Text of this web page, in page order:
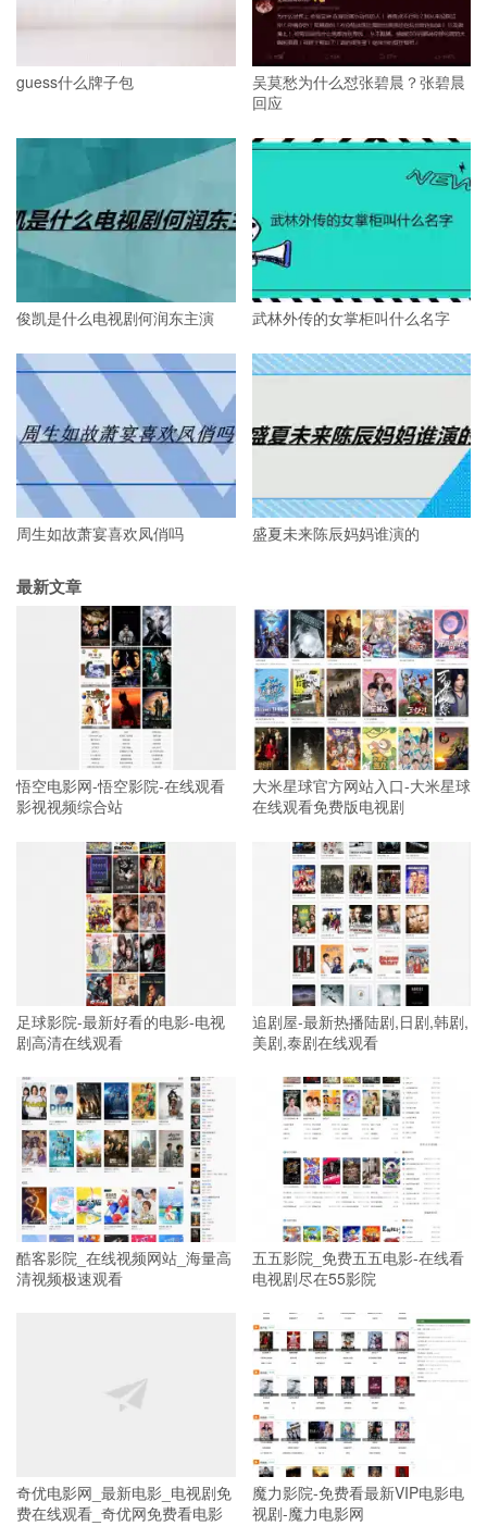
guess什么牌子包
吴莫愁为什么怼张碧晨？张碧晨
回应
俊凯是什么电视剧何润东主演 武林外传的女掌柜叫什么名字
周生如故萧宴喜欢凤俏吗 盛夏未来陈辰妈妈谁演的
最新文章
悟空电影网-悟空影院-在线观看
影视视频综合站
大米星球官方网站入口-大米星球
在线观看免费版电视剧
足球影院-最新好看的电影-电视
剧高清在线观看
追剧屋-最新热播陆剧,日剧,韩剧,
美剧,泰剧在线观看
酷客影院_在线视频网站_海量高
清视频极速观看
五五影院_免费五五电影-在线看
电视剧尽在55影院
奇优电影网_最新电影_电视剧免
费在线观看_奇优网免费看电影
魔力影院-免费看最新VIP电影电
视剧-魔力电影网